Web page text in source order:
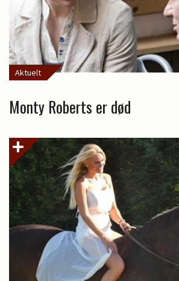
Aktuelt
Monty Roberts er død